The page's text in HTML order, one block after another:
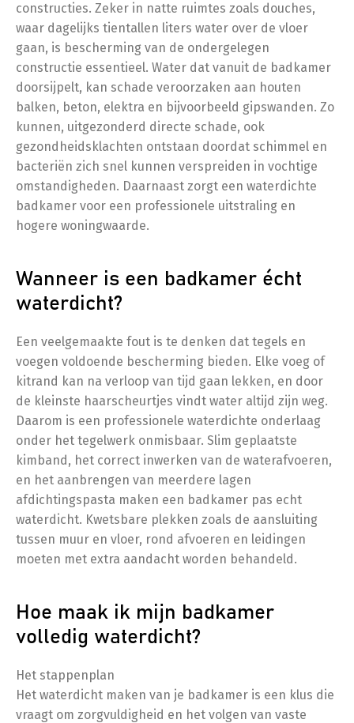
constructies. Zeker in natte ruimtes zoals douches,
waar dagelijks tientallen liters water over de vloer
gaan, is bescherming van de ondergelegen
constructie essentieel. Water dat vanuit de badkamer
doorsijpelt, kan schade veroorzaken aan houten
balken, beton, elektra en bijvoorbeeld gipswanden. Zo
kunnen, uitgezonderd directe schade, ook
gezondheidsklachten ontstaan doordat schimmel en
bacteriën zich snel kunnen verspreiden in vochtige
omstandigheden. Daarnaast zorgt een waterdichte
badkamer voor een professionele uitstraling en
hogere woningwaarde.
Wanneer is een badkamer écht
waterdicht?
Een veelgemaakte fout is te denken dat tegels en
voegen voldoende bescherming bieden. Elke voeg of
kitrand kan na verloop van tijd gaan lekken, en door
de kleinste haarscheurtjes vindt water altijd zijn weg.
Daarom is een professionele waterdichte onderlaag
onder het tegelwerk onmisbaar. Slim geplaatste
kimband, het correct inwerken van de waterafvoeren,
en het aanbrengen van meerdere lagen
afdichtingspasta maken een badkamer pas echt
waterdicht. Kwetsbare plekken zoals de aansluiting
tussen muur en vloer, rond afvoeren en leidingen
moeten met extra aandacht worden behandeld.
Hoe maak ik mijn badkamer
volledig waterdicht?
Het stappenplan
Het waterdicht maken van je badkamer is een klus die
vraagt om zorgvuldigheid en het volgen van vaste